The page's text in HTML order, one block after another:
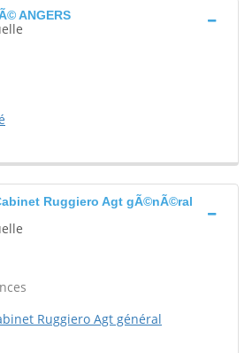
ANGERS
Ruggiero Agt gÃ©nÃ©ral
Ruggiero Agt général